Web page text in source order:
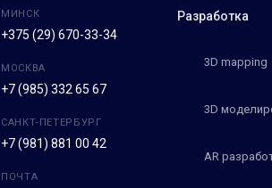
МИНСК
+375 (29) 670-33-34
МОСКВА
+7 (985) 332 65 67
САНКТ-ПЕТЕРБУРГ
+7 (981) 881 00 42
ПОЧТА
Разработка
3D mapping
3D
AR